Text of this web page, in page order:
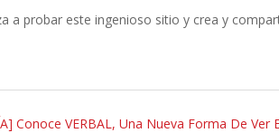
a probar este ingenioso sitio y crea y
Conoce VERBAL, Una Nueva Forma De Ver